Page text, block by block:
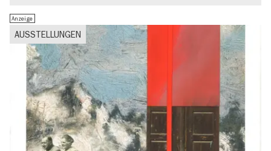
AUSSTELLUNGEN
Anzeige